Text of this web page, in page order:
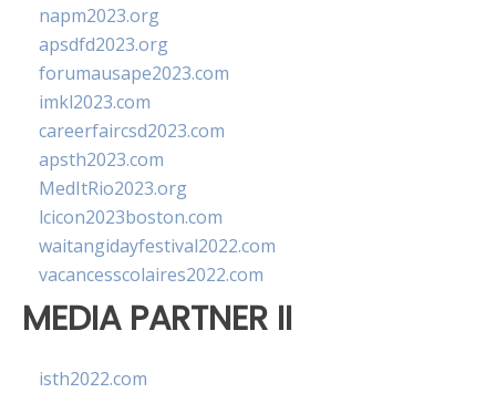
napm2023.org
apsdfd2023.org
forumausape2023.com
imkl2023.com
careerfaircsd2023.com
apsth2023.com
MedItRio2023.org
lcicon2023boston.com
waitangidayfestival2022.com
vacancesscolaires2022.com
MEDIA PARTNER II
isth2022.com